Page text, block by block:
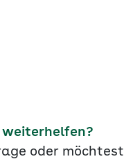
oder möchtest